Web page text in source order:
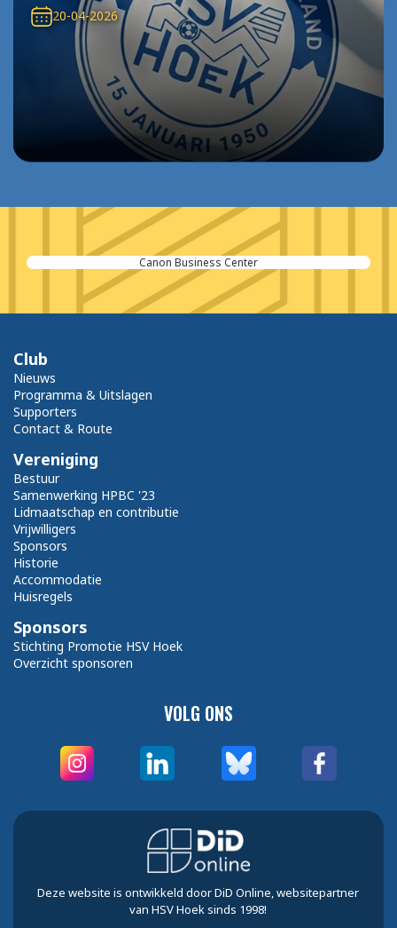
20-04-2026
Canon Business Center
VOLG ONS
Club
Nieuws
Programma & Uitslagen
Supporters
Contact & Route
Vereniging
Bestuur
Samenwerking HPBC '23
Lidmaatschap en contributie
Vrijwilligers
Sponsors
Historie
Accommodatie
Huisregels
Sponsors
Stichting Promotie HSV Hoek
Overzicht sponsoren
Deze website is ontwikkeld door DiD Online, websitepartner
van HSV Hoek sinds 1998!